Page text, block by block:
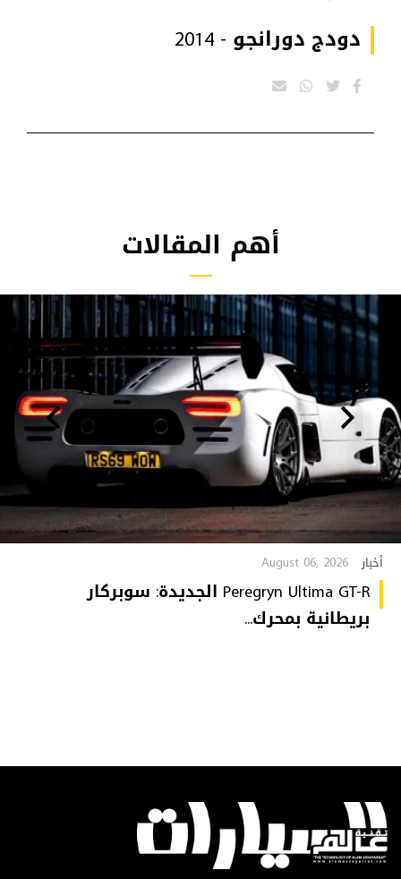
دودج دورانجو - 2014
أهم المقالات
أخبار August 06, 2026
Peregryn Ultima GT-R الجديدة: سوبركار
بريطانية بمحرك...